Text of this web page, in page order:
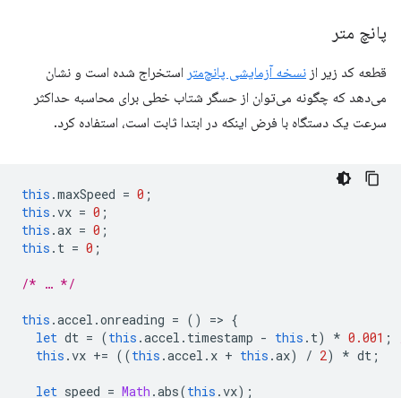
پانچ متر
قطعه کد زیر از نسخه آزمایشی پانچ‌متر استخراج شده است و نشان
می‌دهد که چگونه می‌توان از حسگر شتاب خطی برای محاسبه حداکثر
سرعت یک دستگاه با فرض اینکه در ابتدا ثابت است، استفاده کرد.
this .maxSpeed = 0 ;
this .vx = 0 ;
this .ax = 0 ;
this . t = 0 ;
/* … */
this .accel .onreading = () => {
let dt = (this .accel . timestamp - this . t) * 0.001 ;
this .vx += ((this .accel . x + this .ax) / 2) * dt ;
let speed = Math .abs(this .vx);